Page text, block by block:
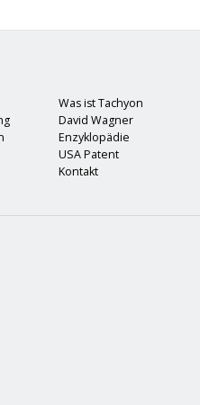
Was ist Tachyon
David Wagner
Enzyklopädie
USA Patent
Kontakt